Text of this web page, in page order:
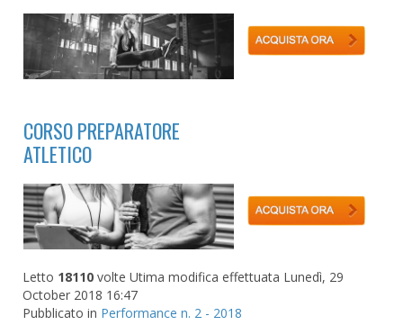
CORSO PREPARATORE
ATLETICO
Letto 18110 volte Utima modifica effettuata Lunedì, 29
October 2018 16:47
Pubblicato in Performance n. 2 - 2018